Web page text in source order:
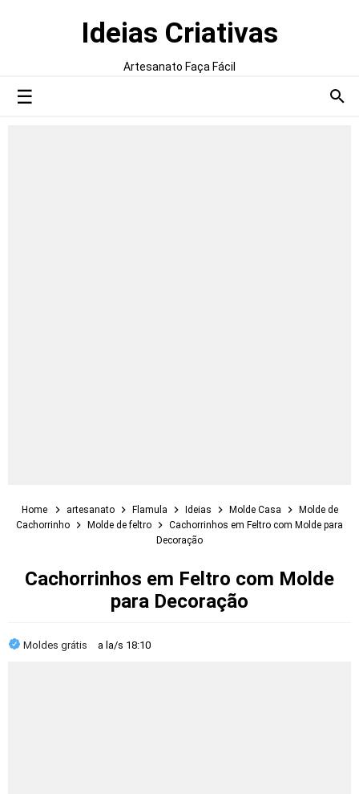
Ideias Criativas
Artesanato Faça Fácil
Home artesanato Flamula Ideias Molde Casa
Molde de
Cachorrinho
Molde de feltro
Cachorrinhos em Feltro com Molde para
Decoração
Cachorrinhos em Feltro com Molde
para Decoração
Moldes grátis a la/s 18:10